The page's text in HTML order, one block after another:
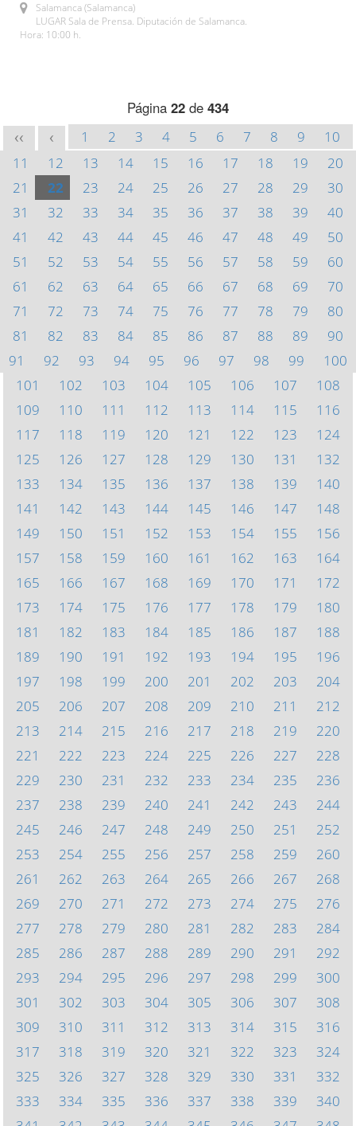
Salamanca (Salamanca)
LUGAR Sala de Prensa. Diputación de Salamanca.
Hora: 10:00 h.
Página 22 de 434
<< < 1 2 3 4 5 6 7 8 9
10
11
12 13 14 15 16 17 18 19
20
21
22 23 24 25 26 27 28 29
30
31
32 33 34 35 36 37 38 39
40
41
42 43 44 45 46 47 48 49
50
51
52 53 54 55 56 57 58 59
60
61
62 63 64 65 66 67 68 69
70
71
72 73 74 75 76 77 78 79
80
81
82 83 84 85 86 87 88 89
90
91
92 93 94 95 96 97 98 99
100
101
102 103 104 105 106 107
108
109
110 111 112 113 114 115
116
117
118 119 120 121 122 123
124
125
126 127 128 129 130 131
132
133
134 135 136 137 138 139
140
141
142 143 144 145 146 147
148
149
150 151 152 153 154 155
156
157
158 159 160 161 162 163
164
165
166 167 168 169 170 171
172
173
174 175 176 177 178 179
180
181
182 183 184 185 186 187
188
189
190 191 192 193 194 195
196
197
198 199 200 201 202 203
204
205
206 207 208 209 210 211
212
213
214 215 216 217 218 219
220
221
222 223 224 225 226 227
228
229
230 231 232 233 234 235
236
237
238 239 240 241 242 243
244
245
246 247 248 249 250 251
252
253
254 255 256 257 258 259
260
261
262 263 264 265 266 267
268
269
270 271 272 273 274 275
276
277
278 279 280 281 282 283
284
285
286 287 288 289 290 291
292
293
294 295 296 297 298 299
300
301
302 303 304 305 306 307
308
309
310 311 312 313 314 315
316
317
318 319 320 321 322 323
324
325
326 327 328 329 330 331
332
333
334 335 336 337 338 339
340